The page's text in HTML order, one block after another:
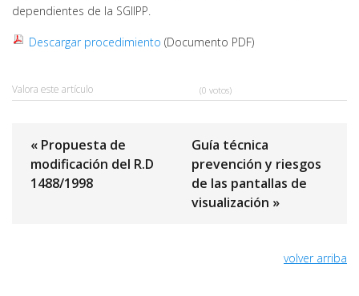
dependientes de la SGIIPP.
Descargar procedimiento (Documento PDF)
Valora este artículo (0 votos)
« Propuesta de
modificación del R.D
1488/1998
Guía técnica
prevención y riesgos
de las pantallas de
visualización »
volver arriba